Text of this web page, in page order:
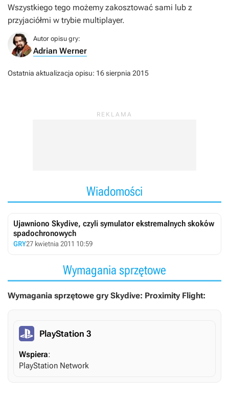
Wszystkiego tego możemy zakosztować sami lub z
przyjaciółmi w trybie multiplayer.
Autor opisu gry:
Adrian Werner
Ostatnia aktualizacja opisu: 16 sierpnia 2015
Wiadomości
Ujawniono Skydive, czyli symulator ekstremalnych skoków
spadochronowych
GRY27 kwietnia 2011 10:59
Wymagania sprzętowe
Wymagania sprzętowe gry Skydive: Proximity Flight:
PlayStation 3
Wspiera:
PlayStation Network